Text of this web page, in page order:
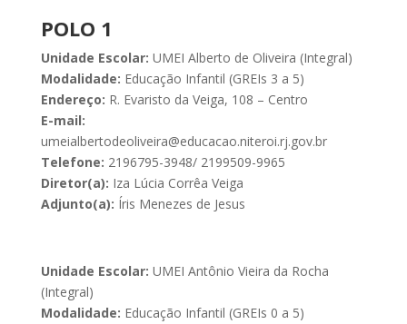
POLO 1
Unidade Escolar: UMEI Alberto de Oliveira (Integral)
Modalidade: Educação Infantil (GREIs 3 a 5)
Endereço: R. Evaristo da Veiga, 108 – Centro
E-mail:
umeialbertodeoliveira@educacao.niteroi.rj.gov.br
Telefone: 2196795-3948/ 2199509-9965
Diretor(a): Iza Lúcia Corrêa Veiga
Adjunto(a): Íris Menezes de Jesus
Unidade Escolar: UMEI Antônio Vieira da Rocha
(Integral)
Modalidade: Educação Infantil (GREIs 0 a 5)